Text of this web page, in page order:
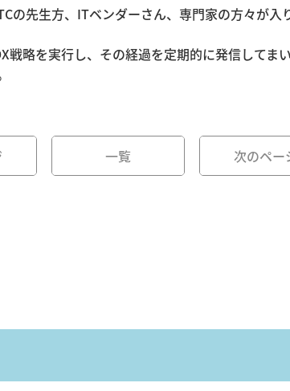
の先生方、ITベンダーさん、専門家の方々が入
略を実行し、その経過を定期的に発信してまい
一覧 次のペー